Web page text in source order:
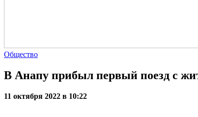
Общество
В Анапу прибыл первый поезд с
11 октября 2022 в 10:22